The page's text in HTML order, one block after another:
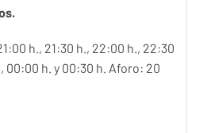
h., 21:30 h., 22:00 h., 22:30
00:00 h. y 00:30 h. Aforo: 20